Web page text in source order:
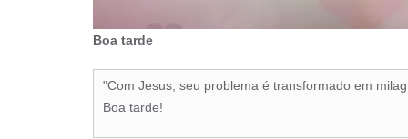
Boa tarde
"Com Jesus, seu problema é transformado em
Boa tarde!